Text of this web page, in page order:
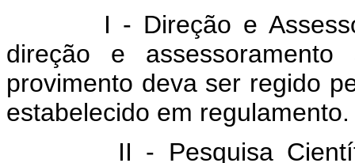
I - Direção e
direção e
provimento deva ser regido
estabelecido em regulamento.
II - Pesquisa